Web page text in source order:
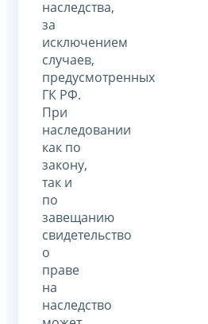
наследства,
за
исключением
случаев,
предусмотренных
ГК РФ.
При
наследовании
как по
закону,
так и
по
завещанию
свидетельство
о
праве
на
наследство